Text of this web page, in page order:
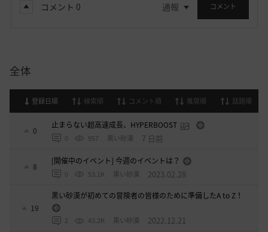
コメント 0 通報 コメント
全体
登録日順 検索順 コメント順 推奨順 話題順
0
止まらない超高速成長、HYPERBOOST
0 957 黒い砂漠 7 日前
8
[開催中のイベント] 今週のイベントは？
0 53.1K 黒い砂漠 2023.02.28
19
黒い砂漠が初めての冒険者の皆様のために準備したA to Z！
2 43.2K 黒い砂漠 2022.12.21